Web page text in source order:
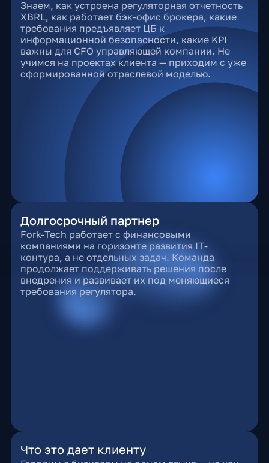
Знаем, как устроена регуляторная отчетность
XBRL, как работает бэк-офис брокера, какие
требования предъявляет ЦБ к
информационной безопасности, какие KPI
важны для CFO управляющей компании. Не
учимся на проектах клиента — приходим с уже
сформированной отраслевой моделью.
Долгосрочный партнер
Fork-Tech работает с финансовыми
компаниями на горизонте развития IT-
контура, а не отдельных задач. Команда
продолжает поддерживать решения после
внедрения и развивает их под меняющиеся
требования регулятора.
Что это дает клиенту